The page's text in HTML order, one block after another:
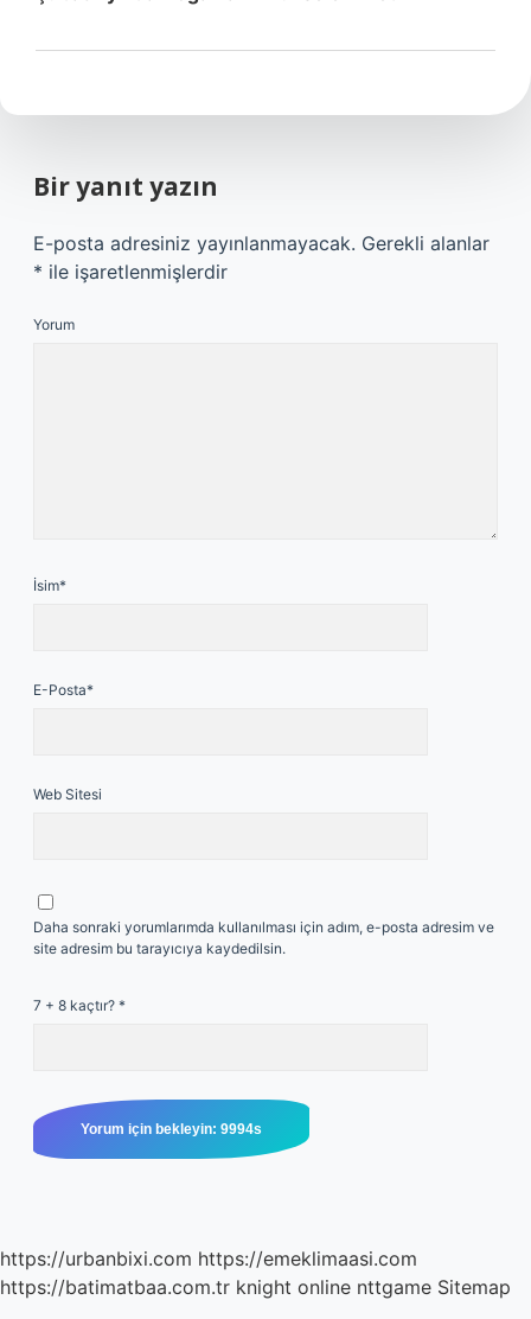
Bir yanıt yazın
E-posta adresiniz yayınlanmayacak. Gerekli alanlar
* ile işaretlenmişlerdir
Yorum
İsim*
E-Posta*
Web Sitesi
Daha sonraki yorumlarımda kullanılması için adım, e-posta adresim ve
site adresim bu tarayıcıya kaydedilsin.
7 + 8 kaçtır? *
https://urbanbixi.com https://emeklimaasi.com
https://batimatbaa.com.tr knight online nttgame Sitemap